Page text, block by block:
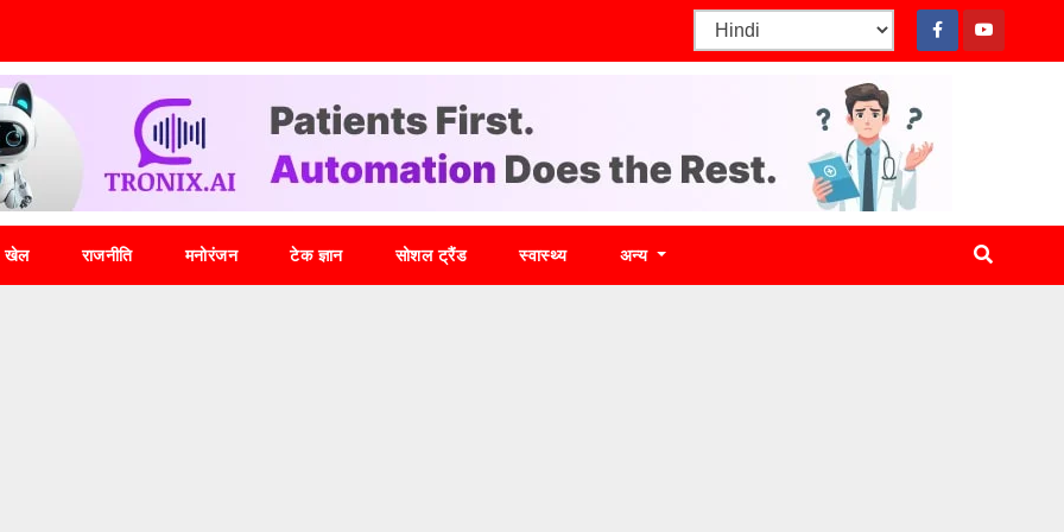
खेल राजनीति मनोरंजन टेक ज्ञान सोशल ट्रैंड स्वास्थ्य अन्य